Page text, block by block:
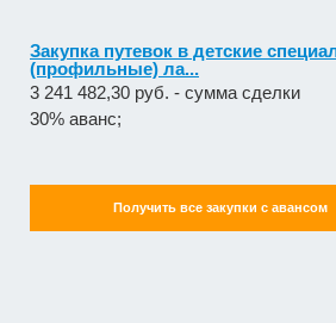
Закупка путевок в детские
(профильные) ла...
3 241 482,30 руб. - сумма сделки
30% аванс;
Получить все закупки с авансом